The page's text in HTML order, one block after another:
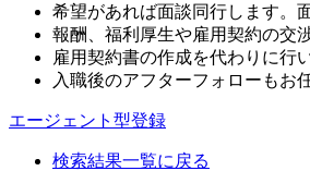
希望があれば面談同行します。
報酬、福利厚生や雇用契約の交
雇用契約書の作成を代わりに行
入職後のアフターフォローもお
エージェント型登録
検索結果一覧に戻る